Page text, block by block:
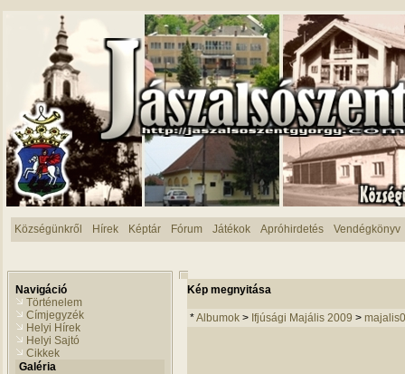
Községünkről Hírek Képtár Fórum Játékok Apróhirdetés Vendégkönyv
Navigáció
Történelem
Címjegyzék
Helyi Hírek
Helyi Sajtó
Cikkek
Galéria
Kép megnyitása
*Albumok > Ifjúsági Majális 2009 >